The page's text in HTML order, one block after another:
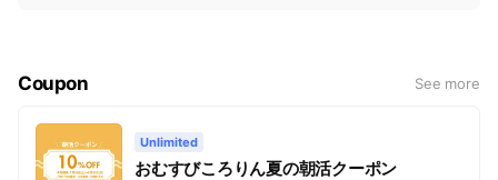
e
Coupon See more
Unlimited
おむすびころりん夏の朝活クーポン